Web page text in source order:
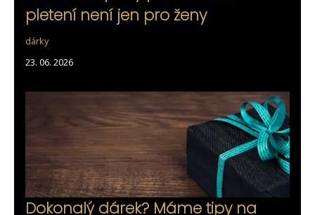
pletení není jen pro ženy
dárky
23. 06. 2026
Dokonalý dárek? Máme tipy na